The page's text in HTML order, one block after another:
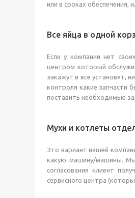
или в сроках обеспечения,
Все яйца в одной
Если у компании нет
центром который
закажут и все установят,
контроля какие запчасти
поставить необходимые
Мухи и котлеты
Это вариант нашей
какую машину/машины. Мы
согласования клиент
сервисного центра